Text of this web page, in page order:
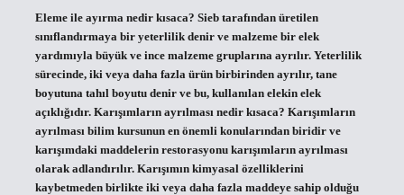
Eleme ile ayırma nedir kısaca? Sieb tarafından üretilen
sınıflandırmaya bir yeterlilik denir ve malzeme bir elek
yardımıyla büyük ve ince malzeme gruplarına ayrılır. Yeterlilik
sürecinde, iki veya daha fazla ürün birbirinden ayrılır, tane
boyutuna tahıl boyutu denir ve bu, kullanılan elekin elek
açıklığıdır. Karışımların ayrılması nedir kısaca? Karışımların
ayrılması bilim kursunun en önemli konularından biridir ve
karışımdaki maddelerin restorasyonu karışımların ayrılması
olarak adlandırılır. Karışımın kimyasal özelliklerini
kaybetmeden birlikte iki veya daha fazla maddeye sahip olduğu